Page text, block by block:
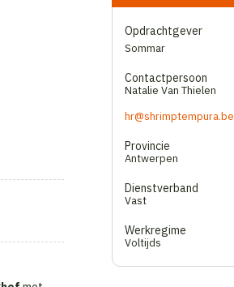
Opdrachtgever
Sommar
Contactpersoon
Natalie Van Thielen
hr@shrimptempura.be
Provincie
Antwerpen
Dienstverband
Vast
Werkregime
Voltijds